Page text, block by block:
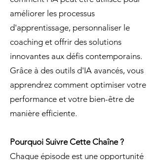
améliorer les processus
d'apprentissage, personnaliser le
coaching et offrir des solutions
innovantes aux défis contemporains.
Grâce à des outils d'IA avancés, vous
apprendrez comment optimiser votre
performance et votre bien-être de
manière efficiente.
Pourquoi Suivre Cette Chaîne ?
Chaque épisode est une opportunité